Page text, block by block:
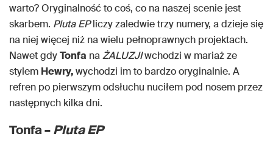
warto? Oryginalność to coś, co na naszej scenie jest
skarbem. Pluta EPliczy zaledwie trzy numery, a dzieje się
na niej więcej niż na wielu pełnoprawnych projektach.
Nawet gdyTonfa naŻALUZJIwchodzi w mariaż ze
stylem Hewry,wychodzi im to bardzo oryginalnie. A
refren po pierwszym odsłuchu nuciłem pod nosem przez
następnych kilka dni.
Tonfa –Pluta EP